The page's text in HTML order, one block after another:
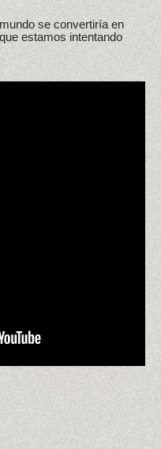
se convertiría en
estamos intentando